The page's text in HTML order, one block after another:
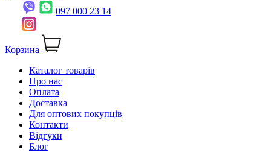
097 000 23 14
Корзина
Каталог товарів
Про нас
Оплата
Доставка
Для оптових покупців
Контакти
Відгуки
Блог